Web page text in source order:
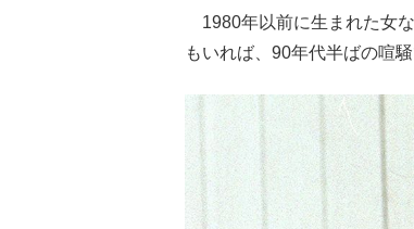
1980年以前に生まれた女
もいれば、90年代半ばの喧